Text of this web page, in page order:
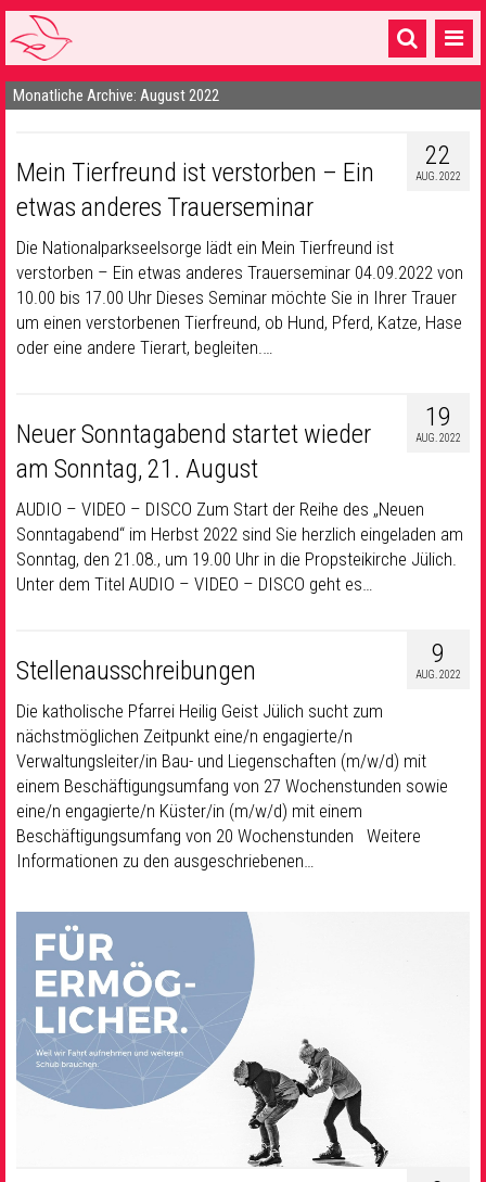
Startseite
16 Gemeinden & mehr
Sakramente & Feste
Gemeinschaft & Soziales
Monatliche Archive: August 2022
22
AUG. 2022
Mein Tierfreund ist verstorben – Ein
etwas anderes Trauerseminar
Die Nationalparkseelsorge lädt ein Mein Tierfreund ist
verstorben – Ein etwas anderes Trauerseminar 04.09.2022 von
10.00 bis 17.00 Uhr Dieses Seminar möchte Sie in Ihrer Trauer
um einen verstorbenen Tierfreund, ob Hund, Pferd, Katze, Hase
oder eine andere Tierart, begleiten.…
19
AUG. 2022
Neuer Sonntagabend startet wieder
am Sonntag, 21. August
AUDIO – VIDEO – DISCO Zum Start der Reihe des „Neuen
Sonntagabend“ im Herbst 2022 sind Sie herzlich eingeladen am
Sonntag, den 21.08., um 19.00 Uhr in die Propsteikirche Jülich.
Unter dem Titel AUDIO – VIDEO – DISCO geht es…
9
AUG. 2022
Stellenausschreibungen
Die katholische Pfarrei Heilig Geist Jülich sucht zum
nächstmöglichen Zeitpunkt eine/n engagierte/n
Verwaltungsleiter/in Bau- und Liegenschaften (m/w/d) mit
einem Beschäftigungsumfang von 27 Wochenstunden sowie
eine/n engagierte/n Küster/in (m/w/d) mit einem
Beschäftigungsumfang von 20 Wochenstunden Weitere
Informationen zu den ausgeschriebenen…